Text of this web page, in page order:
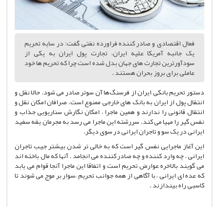
فعال اقتصادی و صادر کننده فراورده نفتی گفت: در سایه تحریم
یک جانبه آمریکا علیه ایران، تجارت پول ایران به یکی از
سودآورترین تجارت های جهان بدل شده است چرا که تحریم ها خود
عاملی برای بروز بحران هستند .
دستور تحریم بانکی ایران از فرسنگ‌ها آن سوتر صادر می شود. حالا نقل و
انتقال پول از ایران به بانک های خارجی ممنوع است. صرافان امکان نقل و
انتقال قانونی را ندارند و همین ماجرا ، امکان نگارش سناریویی جذاب و
نفس گیر را مهیا می کند. سررشته این ماجرا می رسد به مجرمان یقه سفید
ایرانی در یک سو و تاجران ایرانی در سوی دیگر.
این آغاز ماجرایی نفس گیر است که به خالی تر شدن بیشتر جیب تاجران
ایرانی ، چه وارد کننده و چه صادر کننده می انجامد . آنها که مال باخته اند
می گویند بالاخره عوارض تحریم است و اتفاقا این ماجرا آنجا قوام می یابد
که عده ای ایرانی ، با آگاهی از همه جوانب تحریم ،سوار بر موج می شوند تا
کاسبی راه بیندازند .